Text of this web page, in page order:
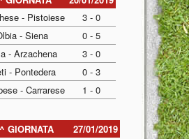
- Pistoiese
3 - 0
- Siena
0 - 5
- Arzachena
3 - 0
- Pontedera
0 - 3
- Carrarese 1 - 0
GIORNATA
27/01/2019